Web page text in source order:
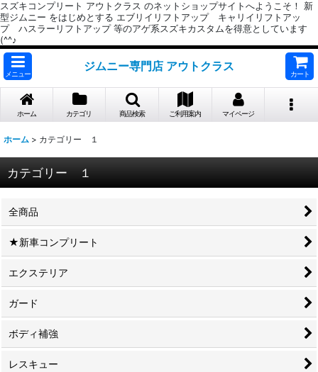
スズキコンプリート アウトクラス のネットショップサイトへようこそ！ 新
型ジムニー をはじめとする エブリイリフトアップ キャリイリフトアッ
プ ハスラーリフトアップ 等のアゲ系スズキカスタムを得意としています
(^^♪
メニュー
ジムニー専門店 アウトクラス
カート
ホーム カテゴリ 商品検索 ご利用案内 マイページ
ホーム > カテゴリー １
カテゴリー １
全商品
★新車コンプリート
エクステリア
ガード
ボディ補強
レスキュー